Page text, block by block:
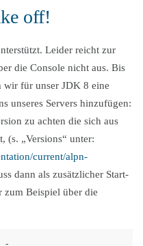
off!
Leider reicht zur
die Console nicht aus. Bis
für unser JDK 8 eine
unseres Servers hinzufügen:
zu achten die sich aus
(s. „Versions“ unter:
current/alpn-
dann als zusätzlicher Start-
zum Beispiel über die
-